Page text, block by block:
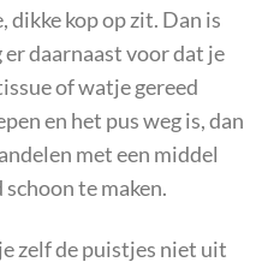
dikke kop op zit. Dan is
daarnaast voor dat je
of watje gereed
en het pus weg is, dan
met een middel
te maken.
zelf de puistjes niet uit